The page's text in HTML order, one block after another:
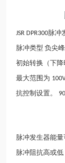
JSR DPR300脉冲
脉冲类型 负尖峰
初始转换（下
最大范围为
抗控制设置。
脉冲发生器能
脉冲阻抗高或低